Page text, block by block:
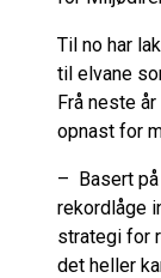
Til no har
til elvane
Frå neste
opnast for
– Basert på
rekordlåge
strategi for
det heller